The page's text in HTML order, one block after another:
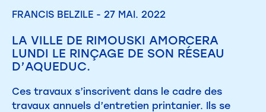
FRANCIS BELZILE - 27 MAI. 2022
LA VILLE DE RIMOUSKI AMORCERA
LUNDI LE RINÇAGE DE SON RÉSEAU
D’AQUEDUC.
Ces travaux s’inscrivent dans le cadre des
travaux annuels d’entretien printanier. Ils se